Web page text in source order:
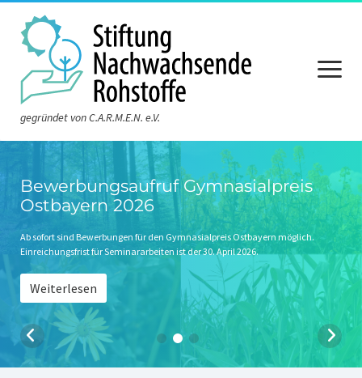
gegründet von C.A.R.M.E.N. e.V.
Menü
öffnen
Aktuelles
Die Stiftung
Über die Stiftung
Der Vorstand
Der Stiftungsrat
Satzung
Unser Netzwerk
Bewerbungsaufruf Gymnasialpreis
Ostbayern 2026
Ab sofort sind Bewerbungen für den Gymnasialpreis Ostbayern möglich.
Einreichungsfrist für Seminararbeiten ist der 30. April 2026.
Weiterlesen